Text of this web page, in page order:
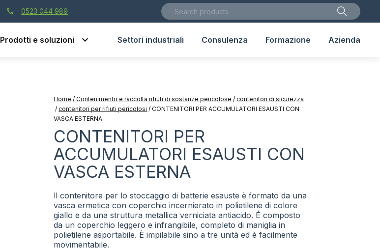
call 0523 044 989
Prodotti e soluzioni Settori industriali Consulenza Formazione Azienda
Home / Contenimento e raccolta rifiuti di sostanze pericolose / contenitori di sicurezza
/ contenitori per rifiuti pericolosi / CONTENITORI PER ACCUMULATORI ESAUSTI CON
VASCA ESTERNA
CONTENITORI PER
ACCUMULATORI ESAUSTI CON
VASCA ESTERNA
ll contenitore per lo stoccaggio di batterie esauste è formato da una
vasca ermetica con coperchio incernierato in polietilene di colore
giallo e da una struttura metallica verniciata antiacido. É composto
da un coperchio leggero e infrangibile, completo di maniglia in
polietilene asportabile. È impilabile sino a tre unità ed è facilmente
movimentabile.